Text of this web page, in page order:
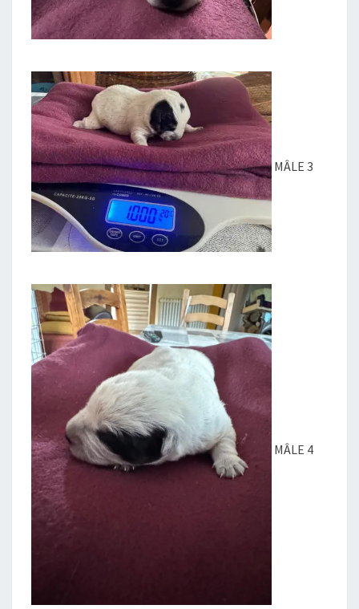
MÂLE 3
MÂLE 4